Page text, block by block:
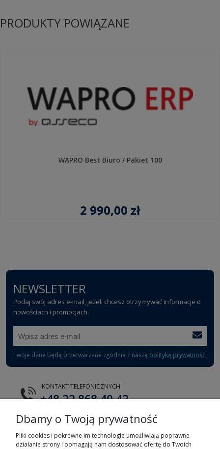
PRODUKTY POWIĄZANE
WAPRO Best Biuro / Pakiet 100
2 990,00 zł
NEWSLETTER
Podaj swój adres e-mail, jeżeli chcesz otrzymywać informacje o
nowościach i promocjach.
Twoje dane będą przetwarzane zgodnie z naszą polityką prywatności
KONTAKT TELEFONICZNYCH
+48 22 868 40 42
E-MAIL
tts@tts.com.pl
Dbamy o Twoją prywatność
Pliki cookies i pokrewne im technologie umożliwiają poprawne
działanie strony i pomagają nam dostosować ofertę do Twoich